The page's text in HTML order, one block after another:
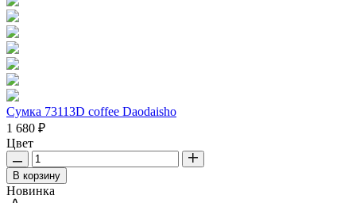
Сумка 73113D coffee Daodaisho
1 680 ₽
Цвет
В корзину
Новинка